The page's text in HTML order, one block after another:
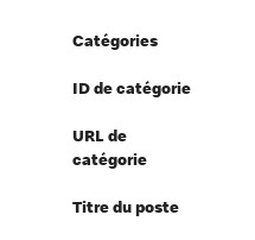
Catégories
ID de catégorie
URL de
catégorie
Titre du poste